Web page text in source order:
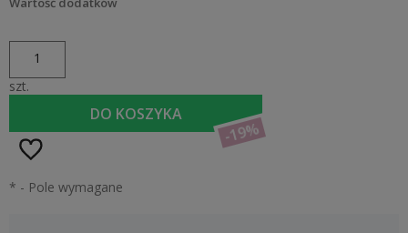
szt.
DO KOSZYKA
-19%
* - Pole wymagane